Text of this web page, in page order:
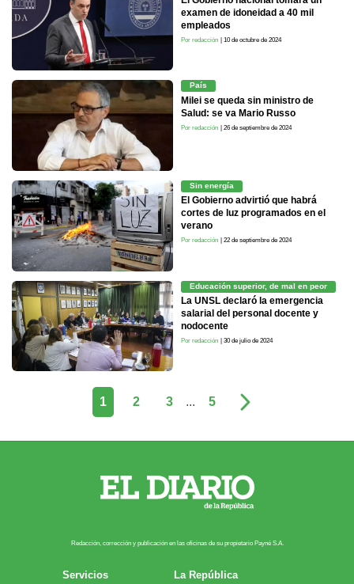
examen de idoneidad a 40 mil
empleados
Por redacción | 10 de octubre de 2024
País
Milei se queda sin ministro de
Salud: se va Mario Russo
Por redacción | 26 de septiembre de 2024
Sin energía
El Gobierno advirtió que habrá
cortes de luz programados en el
verano
Por redacción | 22 de septiembre de 2024
Educación superior, de mal en peor
La UNSL declaró la emergencia
salarial del personal docente y
nodocente
Por redacción | 30 de julio de 2024
1 2 3 ... 5
Redacción, corrección y publicación en las oficinas de su propietario Payn​é S.A.
Servicios
La República